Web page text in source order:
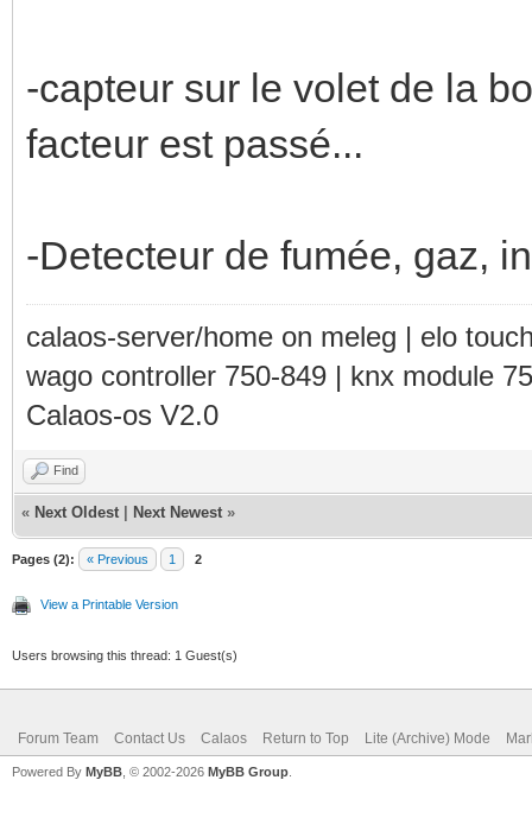
-capteur sur le volet de la
facteur est passé...
-Detecteur de fumée, gaz,
calaos-server/home on meleg | elo
wago controller 750-849 | knx module
Calaos-os V2.0
Find
« Next Oldest Next Newest »
Pages (2): « Previous 1 2
View a Printable Version
Users browsing this thread: 1 Guest(s)
Forum Team Contact Us Calaos Return to Top Lite (Archive) Mode
Powered By MyBB , © 2002-2026 MyBB Group